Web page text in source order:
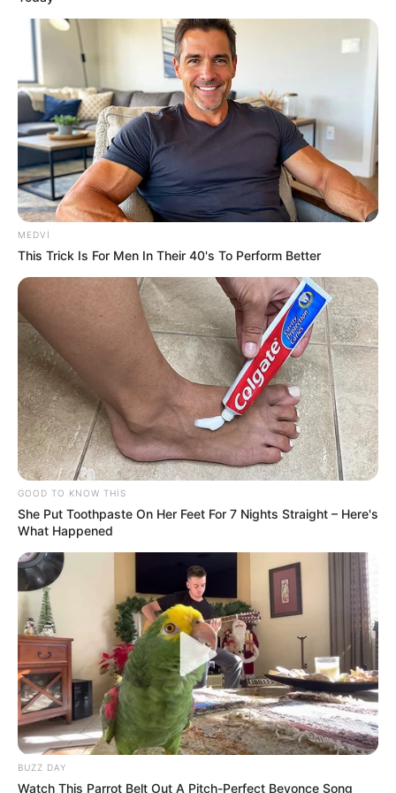
Paytaxtın bu ərazilərindəqaz olmayacaq
72
21:43 / 06 Avqust 2026 CƏMİYYƏT
Əhalinin diqqətinə! Bu tarixdən havalar
SƏRİNLƏŞİR
74 0 0
21:12 / 06 Avqust 2026 CƏMİYYƏT
Bakıda bu dahilərin heykəlləri yoxdur-
Nazirə müraciət edildi
215 0 0
MEDVI
This Trick Is For Men In Their 40's To Perform Better
GOOD TO KNOW THIS
She Put Toothpaste On Her Feet For 7 Nights Straight – Here's
What Happened
BUZZ DAY
Watch This Parrot Belt Out A Pitch-Perfect Beyonce Song